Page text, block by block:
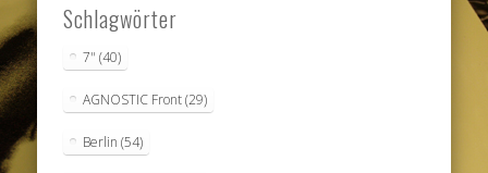
Schlagwörter
7" (40)
AGNOSTIC Front(29)
Berlin (54)